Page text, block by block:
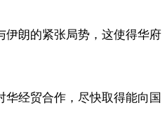
伊朗的紧张局势，这使得华府
经贸合作，尽快取得能向国